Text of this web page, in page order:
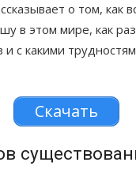
о том, как
в этом мире, как
с какими
Скачать